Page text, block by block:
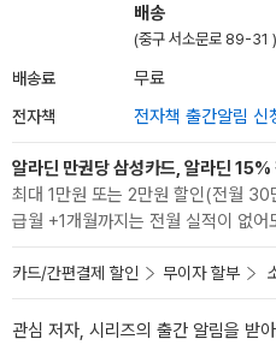
배송
(중구 서소문로 89-31 )
배송료 무료
전자책 전자책 출간알림 신
알라딘 만권당 삼성카드, 알라딘 15%
최대 1만원 또는 2만원 할인(전월
급월 +1개월까지는 전월 실적이 없어
카드/간편결제 할인 무이자 할부
관심 저자, 시리즈의 출간 알림을 받